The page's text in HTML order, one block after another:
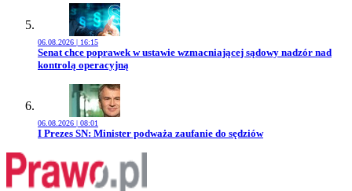
06.08.2026 | 16:15
Przejdź do artykułu:
Senat chce poprawek w ustawie wzmacniającej sądowy nadzór nad
kontrolą operacyjną
06.08.2026 | 08:01
Przejdź do artykułu:
I Prezes SN: Minister podważa zaufanie do sędziów